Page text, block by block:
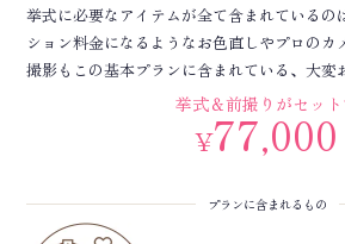
挙式に必要なアイテムが全て含まれているの
ション料金になるようなお色直しやプロのカ
撮影もこの基本プランに含まれている、大変
挙式＆前撮りがセッ
¥77,000
プランに含まれるもの